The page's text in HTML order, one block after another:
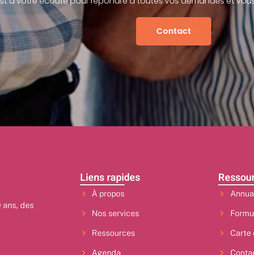
Contact
ans, des
Liens rapides
À propos
Nos services
Ressources
Agenda
Carte